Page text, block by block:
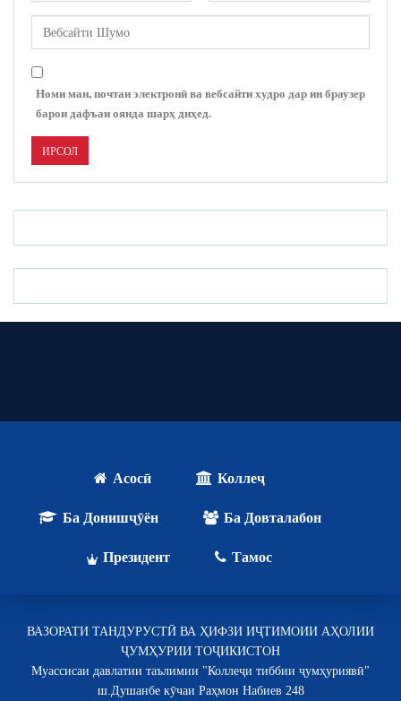
Номи ман, почтаи электронӣ ва вебсайти худро дар ин браузер
барои дафъаи оянда шарҳ диҳед.
Асосӣ
Коллеҷ
Ба Донишҷӯён
Ба Довталабон
Президент
Тамос
ВАЗОРАТИ ТАНДУРУСТӢ ВА ҲИФЗИ ИҶТИМОИИ АҲОЛИИ
ҶУМҲУРИИ ТОҶИКИСТОН
Муассисаи давлатии таълимии "Коллеҷи тиббии ҷумҳуриявӣ"
ш.Душанбе кӯчаи Раҳмон Набиев 248